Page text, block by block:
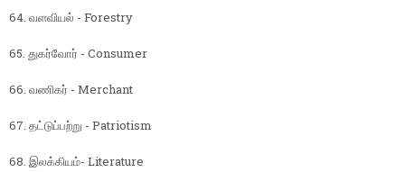
64. வளவியல் - Forestry
65. துகர்வோர் - Consumer
66. வணிகர் - Merchant
67. தட்டுப்பற்று - Patriotism
68. இலக்கியம்- Literature